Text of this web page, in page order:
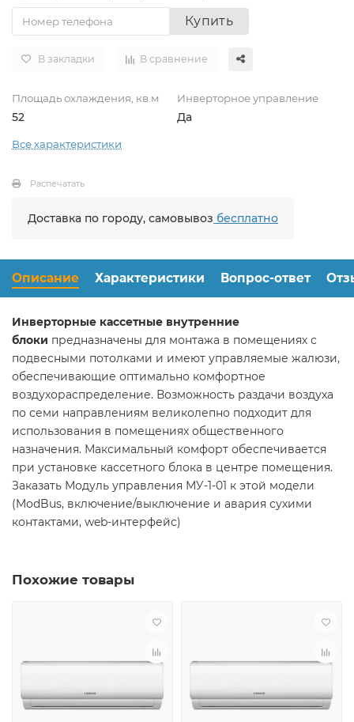
Купить
В закладки В сравнение
Площадь охлаждения, кв.м
52
Инверторное управление
Да
Все характеристики
Распечатать
Доставка по городу, самовывоз бесплатно
Описание Характеристики Вопрос-ответ
Инверторные кассетные внутренние
блоки предназначены для монтажа в помещениях с
подвесными потолками и имеют управляемые жалюзи,
обеспечивающие оптимально комфортное
воздухораспределение. Возможность раздачи воздуха
по семи направлениям великолепно подходит для
использования в помещениях общественного
назначения. Максимальный комфорт обеспечивается
при установке кассетного блока в центре помещения.
Заказать Модуль управления МУ-1-01 к этой модели
(ModBus, включение/выключение и авария сухими
контактами, web-интерфейс)
Похожие товары